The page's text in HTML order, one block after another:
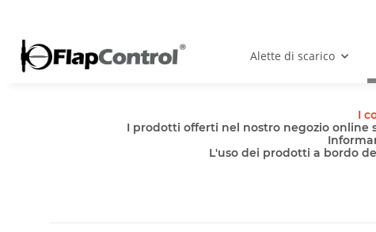
Alette di scarico
I
I prodotti offerti nel nostro negozio online
L'uso dei prodotti a bordo